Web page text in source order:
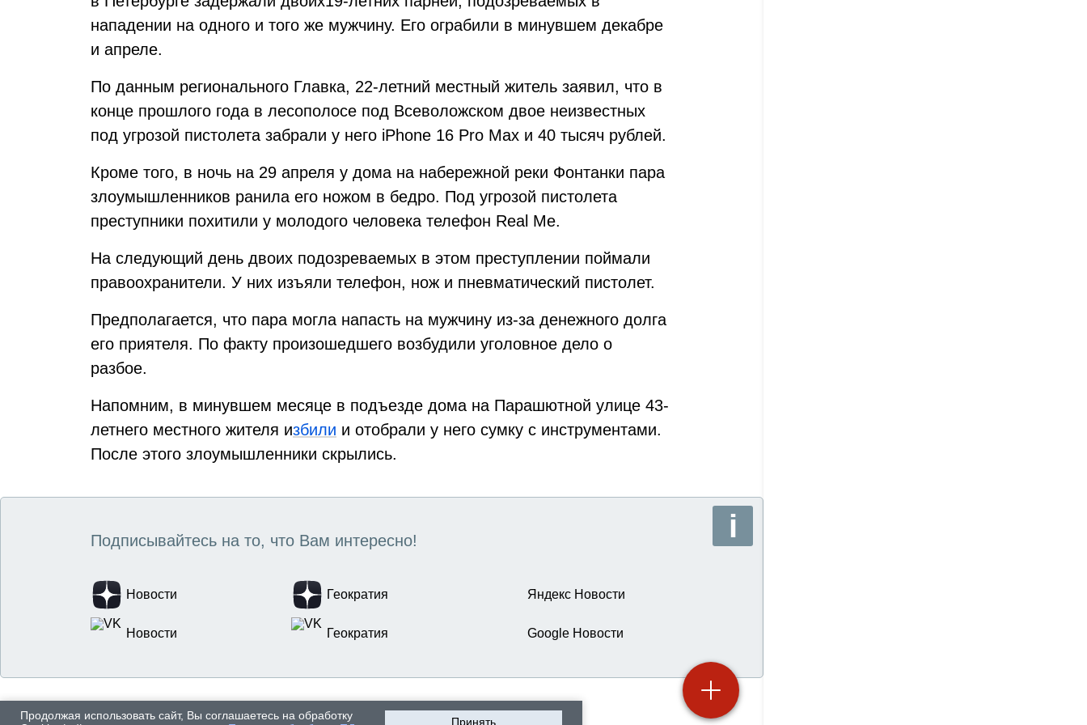
нападении на одного и того же мужчину. Его ограбили в минувшем декабре
и апреле.
По данным регионального Главка, 22-летний местный житель заявил, что в
конце прошлого года в лесополосе под Всеволожском двое неизвестных
под угрозой пистолета забрали у него iPhone 16 Pro Max и 40 тысяч рублей.
Кроме того, в ночь на 29 апреля у дома на набережной реки Фонтанки пара
злоумышленников ранила его ножом в бедро. Под угрозой пистолета
преступники похитили у молодого человека телефон Real Me.
На следующий день двоих подозреваемых в этом преступлении поймали
правоохранители. У них изъяли телефон, нож и пневматический пистолет.
Предполагается, что пара могла напасть на мужчину из-за денежного долга
его приятеля. По факту произошедшего возбудили уголовное дело о
разбое.
Напомним, в минувшем месяце в подъезде дома на Парашютной улице 43-
летнего местного жителя избили и отобрали у него сумку с инструментами.
После этого злоумышленники скрылись.
Подписывайтесь на то, что Вам интересно!
Новости Геократия Яндекс Новости
Новости Геократия Google Новости
Продолжая использовать сайт, Вы соглашаетесь на обработку
Принять